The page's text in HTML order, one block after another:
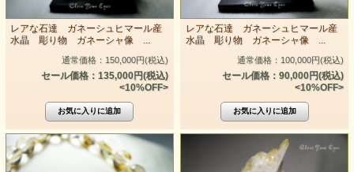
レアな石達 ガネーシュヒマール産
水晶 彫り物 ガネーシャ像 ...
通常価格：150,000円(税込)
セール価格：135,000円(税込)
<10%OFF>
レアな石達 ガネーシュヒマール産
水晶 彫り物 ガネーシャ像 ...
通常価格：100,000円(税込)
セール価格：90,000円(税込)
<10%OFF>